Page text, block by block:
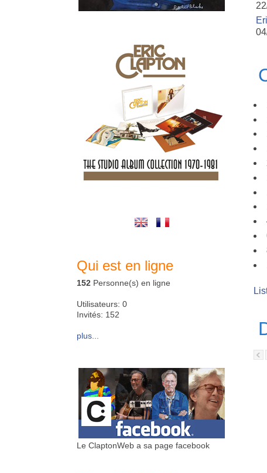
Qui est en ligne
152 Personne(s) en ligne
Utilisateurs: 0
Invités: 152
plus...
Le ClaptonWeb a sa page facebook